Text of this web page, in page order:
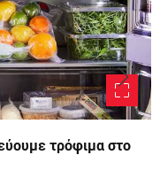
τρόφιμα στο